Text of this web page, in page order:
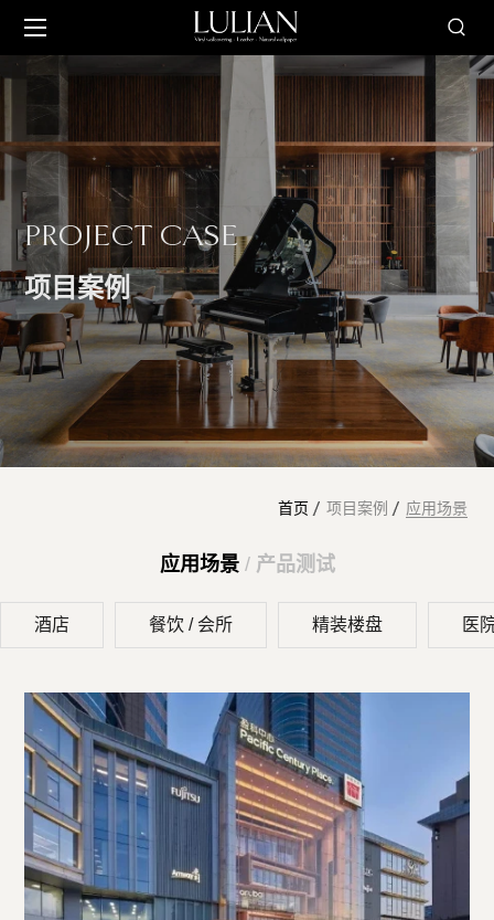
PROJECT CASE
项目案例
首页 项目案例 应用场景
应用场景 / 产品测试
酒店 餐饮 / 会所 精装楼盘 医